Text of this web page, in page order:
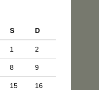
S D
1 2
8 9
15 16